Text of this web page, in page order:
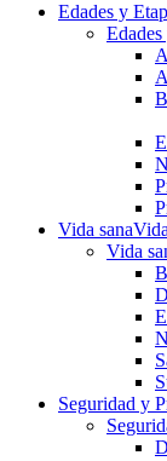
Edades y
Vida sana
Vida
Seguridad y